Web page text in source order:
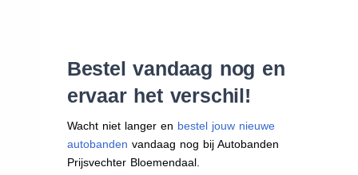
Bestel vandaag nog en
ervaar het verschil!
Wacht niet langer en bestel jouw nieuwe
autobanden vandaag nog bij Autobanden
Prijsvechter Bloemendaal.